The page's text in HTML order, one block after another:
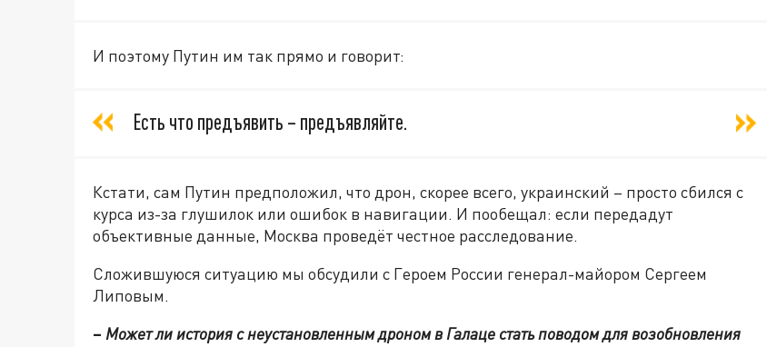
И поэтому Путин им так прямо и говорит:
Есть что предъявить – предъявляйте.
Кстати, сам Путин предположил, что дрон, скорее всего, украинский – просто сбился с
курса из-за глушилок или ошибок в навигации. И пообещал: если передадут
объективные данные, Москва проведёт честное расследование.
Сложившуюся ситуацию мы обсудили с Героем России генерал-майором Сергеем
Липовым.
– Может ли история с неустановленным дроном в Галаце стать поводом для возобновления